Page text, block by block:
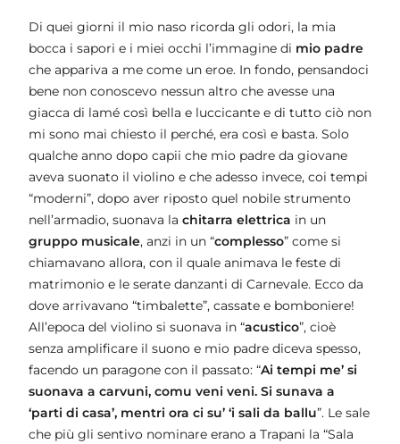
Di quei giorni il mio naso ricorda gli odori, la mia
bocca i sapori e i miei occhi l’immagine di mio padre
che appariva a me come un eroe. In fondo, pensandoci
bene non conoscevo nessun altro che avesse una
giacca di lamé così bella e luccicante e di tutto ciò non
mi sono mai chiesto il perché, era così e basta. Solo
qualche anno dopo capii che mio padre da giovane
aveva suonato il violino e che adesso invece, coi tempi
“moderni”, dopo aver riposto quel nobile strumento
nell’armadio, suonava la chitarra elettrica in un
gruppo musicale, anzi in un “complesso” come si
chiamavano allora, con il quale animava le feste di
matrimonio e le serate danzanti di Carnevale. Ecco da
dove arrivavano “timbalette”, cassate e bomboniere!
All’epoca del violino si suonava in “acustico”, cioè
senza amplificare il suono e mio padre diceva spesso,
facendo un paragone con il passato: “Ai tempi me’ si
suonava a carvuni, comu veni veni. Si sunava a
‘parti di casa’, mentri ora ci su’ ‘i sali da ballu”. Le sale
che più gli sentivo nominare erano a Trapani la “Sala